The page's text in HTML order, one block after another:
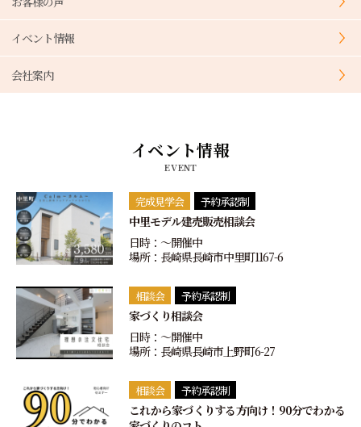
イベント情報
会社案内
イベント情報
EVENT
完成見学会 予約承認制
中里モデル建売販売相談会
日時：〜開催中
場所：長崎県長崎市中里町1167-6
相談会 予約承認制
家づくり相談会
日時：〜開催中
場所：長崎県長崎市上野町6-27
相談会 予約承認制
これから家づくりする方向け！90分でわかる